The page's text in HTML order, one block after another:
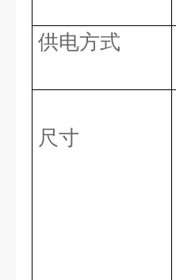
供电方式
尺寸